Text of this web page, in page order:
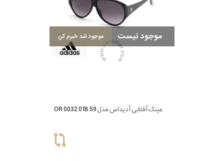
موجود نیست موجود شد خبرم کن
عینک آفتابی آدیداس مدل OR 0032 01B 59